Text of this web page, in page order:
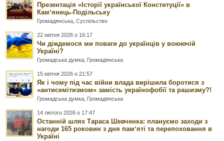
Презентація «Історії української Конституції» в
Камʼянець-Подільську
Громадянська ,Суспільство
22 квітня 2026 о 16:17
Чи діждемося ми поваги до українців у воюючій
Україні?
Громадська думка Громадянська
15 квітня 2026 о 21:57
Як і чому під час війни влада вирішила боротися з
«антисемітизмом» замість українофобії та рашизму?!
Громадська думка Громадянська
14 лютого 2026 о 17:47
Останній шлях Тараса Шевченка: плануємо заходи з
нагоди 165 роковин з дня памʼяті та перепоховання в
Україні